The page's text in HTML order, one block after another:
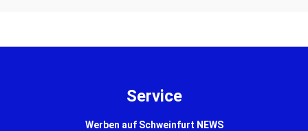
Service
Werben auf Schweinfurt NEWS